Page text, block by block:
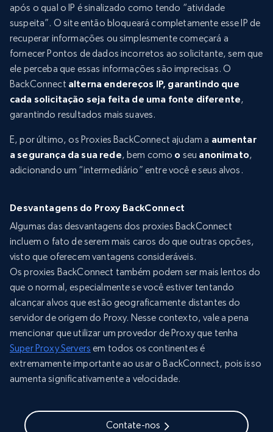
após o qual o IP é sinalizado como tendo “atividade
suspeita”. O site então bloqueará completamente esse IP de
recuperar informações ou simplesmente começará a
fornecer Pontos de dados incorretos ao solicitante, sem que
ele perceba que essas informações são imprecisas. O
BackConnect alterna endereços IP, garantindo que
cada solicitação seja feita de uma fonte diferente,
garantindo resultados mais suaves.
E, por último, os Proxies BackConnect ajudam a aumentar
a segurança da sua rede, bem como o seu anonimato,
adicionando um “intermediário” entre você e seus alvos.
Desvantagens do Proxy BackConnect
Algumas das desvantagens dos proxies BackConnect
incluem o fato de serem mais caros do que outras opções,
visto que oferecem vantagens consideráveis.
Os proxies BackConnect também podem ser mais lentos do
que o normal, especialmente se você estiver tentando
alcançar alvos que estão geograficamente distantes do
servidor de origem do Proxy. Nesse contexto, vale a pena
mencionar que utilizar um provedor de Proxy que tenha
Super Proxy Servers em todos os continentes é
extremamente importante ao usar o BackConnect, pois isso
aumenta significativamente a velocidade.
Contate-nos